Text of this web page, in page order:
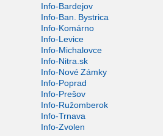
Info-Bardejov
Info-Ban. Bystrica
Info-Komárno
Info-Levice
Info-Michalovce
Info-Nitra.sk
Info-Nové Zámky
Info-Poprad
Info-Prešov
Info-Ružomberok
Info-Trnava
Info-Zvolen